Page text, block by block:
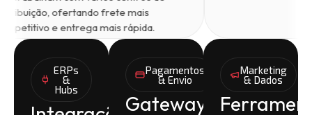
distribuição, ofertando frete mais
competitivo e entrega mais rápida.
ERPs
&
Hubs
Pagamentos
& Envio
Gateways
Marketing
& Dados